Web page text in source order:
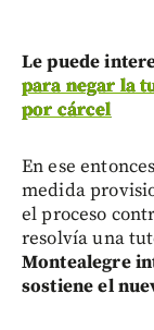
Le puede
para negar la
por cárcel
En ese
medida
el proceso
resolvía una
Montealegre
sostiene el